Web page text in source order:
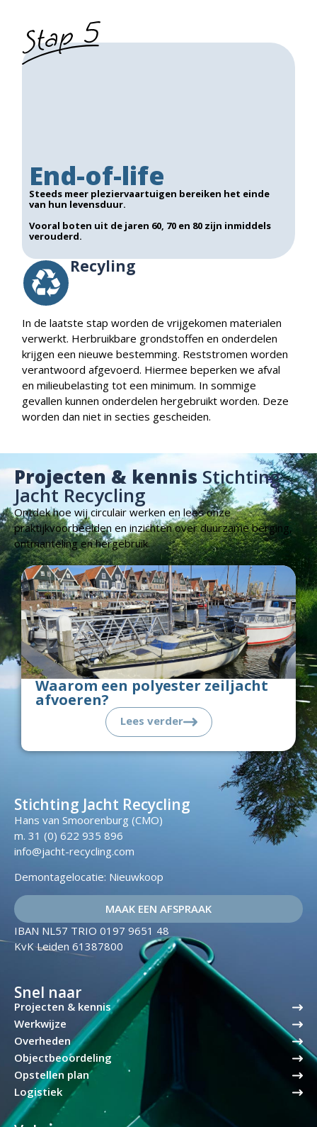
End-of-life
Steeds meer pleziervaartuigen bereiken het einde
van hun levensduur.
Vooral boten uit de jaren 60, 70 en 80 zijn inmiddels
verouderd.
Recyling
In de laatste stap worden de vrijgekomen materialen
verwerkt. Herbruikbare grondstoffen en onderdelen
krijgen een nieuwe bestemming. Reststromen worden
verantwoord afgevoerd. Hiermee beperken we afval
en milieubelasting tot een minimum. In sommige
gevallen kunnen onderdelen hergebruikt worden. Deze
worden dan niet in secties gescheiden.
Projecten & kennis Stichting
Jacht Recycling
Ontdek hoe wij circulair werken en lees onze
praktijkvoorbeelden en inzichten over duurzame berging,
ontmanteling en hergebruik.
Waarom een polyester zeiljacht
afvoeren?
Lees verder
Stichting Jacht Recycling
Hans van Smoorenburg (CMO)
m. 31 (0) 622 935 896
info@jacht-recycling.com
Demontagelocatie: Nieuwkoop
MAAK EEN AFSPRAAK
IBAN NL57 TRIO 0197 9651 48
KvK Leiden 61387800
Snel naar
Projecten & kennis
Werkwijze
Overheden
Objectbeoordeling
Opstellen plan
Logistiek